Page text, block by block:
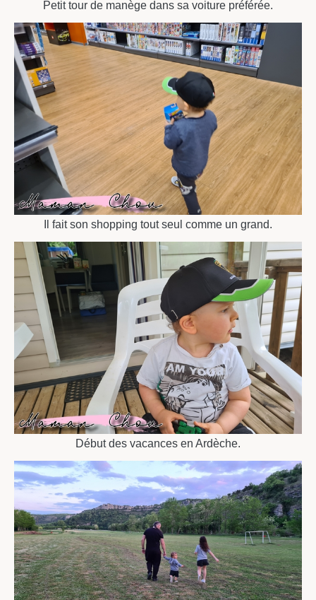
Petit tour de manège dans sa voiture préférée.
Il fait son shopping tout seul comme un grand.
Début des vacances en Ardèche.